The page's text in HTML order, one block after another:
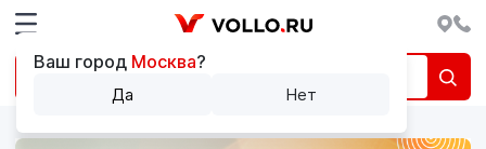
Ваш город Москва?
Да Нет